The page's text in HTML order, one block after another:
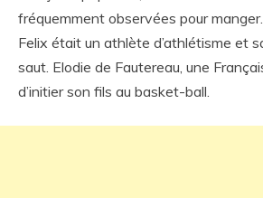
fréquemment observées pour manger.
Felix était un athlète d’athlétisme et
saut. Elodie de Fautereau, une
d’initier son fils au basket-ball.